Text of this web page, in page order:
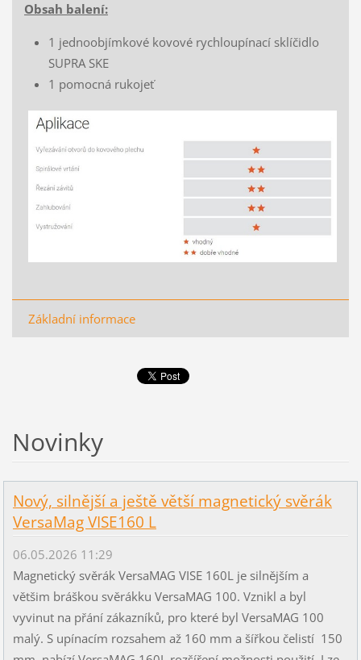
Obsah balení:
1 jednoobjímkové kovové rychloupínací sklíčidlo
SUPRA SKE
1 pomocná rukojeť
Základní informace
Novinky
Nový, silnější a ještě větší magnetický svěrák
VersaMag VISE160 L
06.05.2026 11:29
Magnetický svěrák VersaMAG VISE 160L je silnějším a
většim bráškou svěrákku VersaMAG 100. Vznikl a byl
vyvinut na přání zákazníků, pro které byl VersaMAG 100
malý. S upínacím rozsahem až 160 mm a šířkou čelistí 150